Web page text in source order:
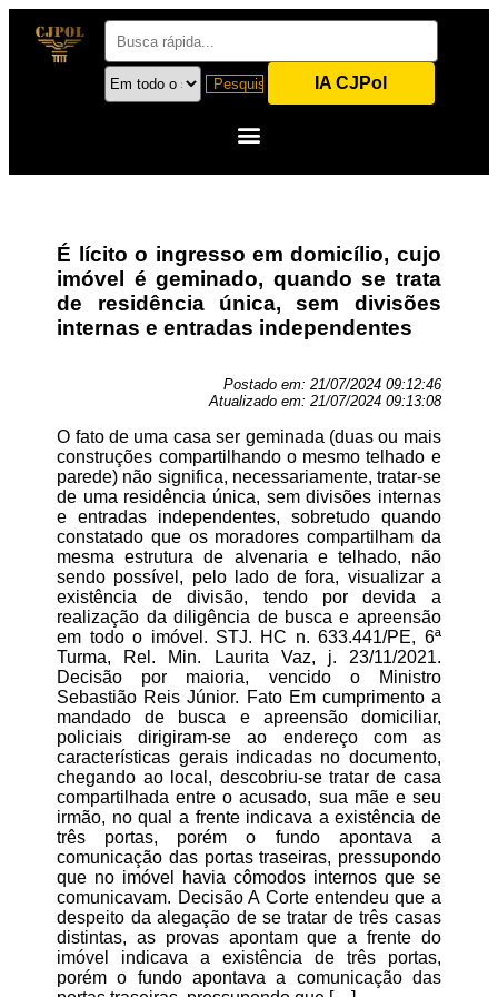
IA CJPol
É lícito o ingresso em domicílio, cujo
imóvel é geminado, quando se trata
de residência única, sem divisões
internas e entradas independentes
Postado em: 21/07/2024 09:12:46
Atualizado em: 21/07/2024 09:13:08
O fato de uma casa ser geminada (duas ou mais
construções compartilhando o mesmo telhado e
parede) não significa, necessariamente, tratar-se
de uma residência única, sem divisões internas
e entradas independentes, sobretudo quando
constatado que os moradores compartilham da
mesma estrutura de alvenaria e telhado, não
sendo possível, pelo lado de fora, visualizar a
existência de divisão, tendo por devida a
realização da diligência de busca e apreensão
em todo o imóvel. STJ. HC n. 633.441/PE, 6ª
Turma, Rel. Min. Laurita Vaz, j. 23/11/2021.
Decisão por maioria, vencido o Ministro
Sebastião Reis Júnior. Fato Em cumprimento a
mandado de busca e apreensão domiciliar,
policiais dirigiram-se ao endereço com as
características gerais indicadas no documento,
chegando ao local, descobriu-se tratar de casa
compartilhada entre o acusado, sua mãe e seu
irmão, no qual a frente indicava a existência de
três portas, porém o fundo apontava a
comunicação das portas traseiras, pressupondo
que no imóvel havia cômodos internos que se
comunicavam. Decisão A Corte entendeu que a
despeito da alegação de se tratar de três casas
distintas, as provas apontam que a frente do
imóvel indicava a existência de três portas,
porém o fundo apontava a comunicação das